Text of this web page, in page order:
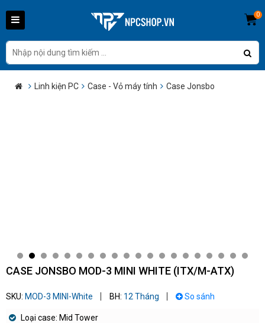
0
Linh kiện PC Case - Vỏ máy tính Case Jonsbo
CASE JONSBO MOD-3 MINI WHITE (ITX/M-ATX)
SKU: MOD-3 MINI-White BH: 12 Tháng So sánh
Loại case: Mid Tower